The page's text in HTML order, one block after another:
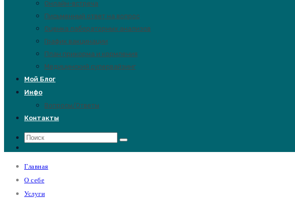
Онлайн-встреча
Письменный ответ на вопрос
Оценка лабораторных анализов
График вакцинации
План прикорма и кормления
Медицинский супервайзинг
Мой Блог
Инфо
Вопросы/Ответы
Контакты
Главная
О себе
Услуги